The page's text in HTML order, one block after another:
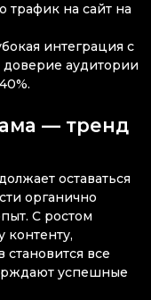
трафик на сайт на
интеграция с
аудитории
— тренд
оставаться
органично
С ростом
контенту,
все
успешные